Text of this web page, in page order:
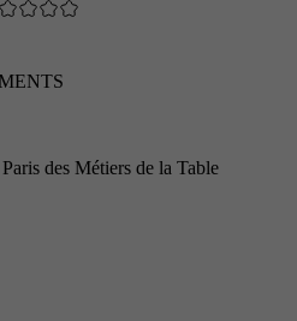
des Métiers de la Table